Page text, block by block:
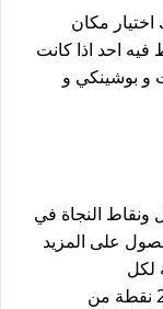
مكان
فيه احد اذا كانت
و بوشينكي و
ونقاط النجاة في
على المزيد
20 إلى 22 دقيقة لكل
مباراة للحصول على ما لا يقل عن 15 إلى 20 نقطة من